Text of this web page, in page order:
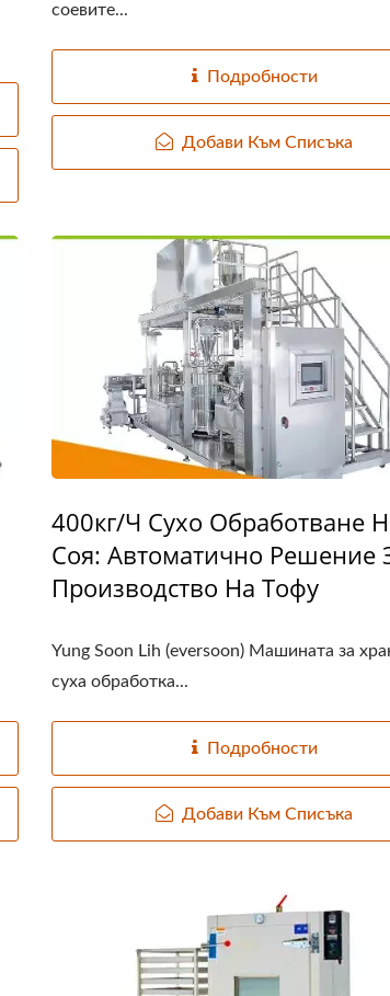
соевите...
Подробности
Добави Към Списъка
400кг/ч Сухо Обработване
Соя: Автоматично Решение
Производство На Тофу
Yung Soon Lih (eversoon) Машината за
суха обработка...
Подробности
Добави Към Списъка